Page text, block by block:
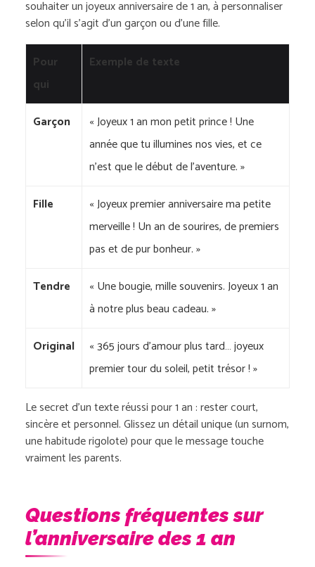
souhaiter un joyeux anniversaire de 1 an, à personnaliser
selon qu’il s’agit d’un garçon ou d’une fille.
Pour
qui
Exemple de texte
Garçon
« Joyeux 1 an mon petit prince ! Une
année que tu illumines nos vies, et ce
n’est que le début de l’aventure. »
Fille
« Joyeux premier anniversaire ma petite
merveille ! Un an de sourires, de premiers
pas et de pur bonheur. »
Tendre
« Une bougie, mille souvenirs. Joyeux 1 an
à notre plus beau cadeau. »
Original
« 365 jours d’amour plus tard… joyeux
premier tour du soleil, petit trésor ! »
Le secret d’un texte réussi pour 1 an : rester court,
sincère et personnel. Glissez un détail unique (un surnom,
une habitude rigolote) pour que le message touche
vraiment les parents.
Questions fréquentes sur
l’anniversaire des 1 an